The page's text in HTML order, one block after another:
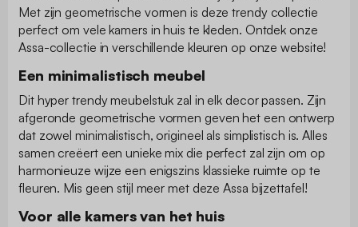
Met zijn geometrische vormen is deze trendy collectie
perfect om vele kamers in huis te kleden. Ontdek onze
Assa-collectie in verschillende kleuren op onze website!
Een minimalistisch meubel
Dit hyper trendy meubelstuk zal in elk decor passen. Zijn
afgeronde geometrische vormen geven het een ontwerp
dat zowel minimalistisch, origineel als simplistisch is. Alles
samen creëert een unieke mix die perfect zal zijn om op
harmonieuze wijze een enigszins klassieke ruimte op te
fleuren. Mis geen stijl meer met deze Assa bijzettafel!
Voor alle kamers van het huis